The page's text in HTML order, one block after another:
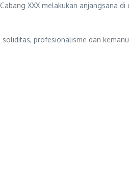
XXX melakukan anjangsana
profesionalisme dan